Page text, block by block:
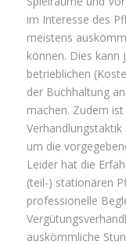
im Interesse des
meistens
können. Dies kann
betrieblichen
der Buchhaltung
machen. Zudem
um die
Leider hat die
(teil-) stationären
professionelle
auskömmliche